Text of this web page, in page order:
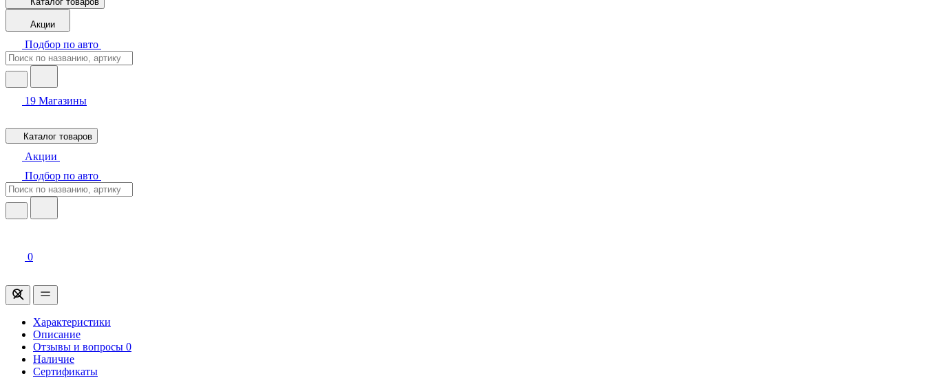
Акции
Подбор по авто
19 Магазины
Каталог товаров
Акции
Подбор по авто
0
Характеристики
Описание
Отзывы и вопросы 0
Наличие
Сертификаты